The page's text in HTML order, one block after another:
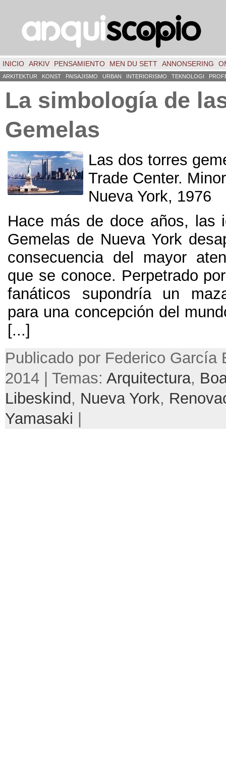
INICIO ARKIV PENSAMIENTO MEN DU SETT ANNONSERING
ARKITEKTUR KONST PAISAJISMO URBAN INTERIORISMO TEKNOLOGI
La simbología de
Gemelas
Las dos torres
Trade Center.
Nueva York, 1976
Hace más de doce años, las
Gemelas de Nueva York
consecuencia del mayor
que se conoce. Perpetrado
fanáticos supondría un
para una concepción del
[...]
Publicado por Federico García
2014 | Temas: Arquitectura,
Libeskind , Nueva York,
Yamasaki